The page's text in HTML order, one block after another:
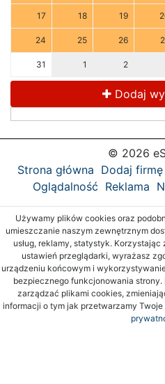
17 18 19
24 25 26
31 1 2
Dodaj
© 2026
Strona główna Dodaj
Oglądalność Reklama
Używamy plików cookies oraz
umieszczanie naszym zewnętrznym
usług, reklamy, statystyk.
ustawień przeglądarki, wyrażasz
urządzeniu końcowym i
bezpiecznego funkcjonowania
zarządzać plikami cookies,
informacji o tym jak przetwarzamy